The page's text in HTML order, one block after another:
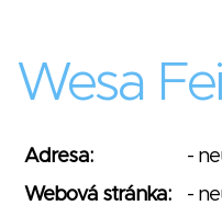
Wesa
Adresa:
-
Webová stránka:
-